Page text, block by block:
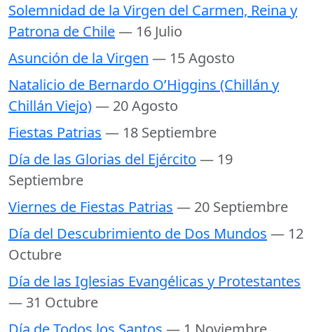
Solemnidad de la Virgen del Carmen, Reina y
Patrona de Chile— 16 Julio
Asunción de la Virgen — 15 Agosto
Natalicio de Bernardo O’Higgins (Chillán y
Chillán Viejo)— 20 Agosto
Fiestas Patrias — 18 Septiembre
Día de las Glorias del Ejército — 19
Septiembre
Viernes de Fiestas Patrias — 20 Septiembre
Día del Descubrimiento de Dos Mundos — 12
Octubre
Día de las Iglesias Evangélicas y Protestantes
— 31 Octubre